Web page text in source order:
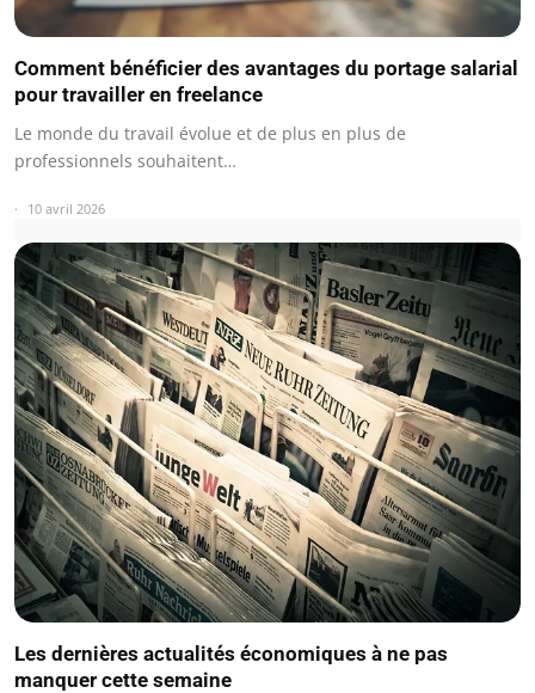
Comment bénéficier des avantages du portage salarial
pour travailler en freelance
Le monde du travail évolue et de plus en plus de
professionnels souhaitent…
10 avril 2026
Les dernières actualités économiques à ne pas
manquer cette semaine